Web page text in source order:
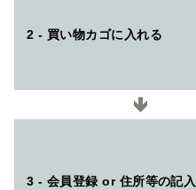
2 - 買い物カゴに入れる
3 - 会員登録 or 住所等の記入